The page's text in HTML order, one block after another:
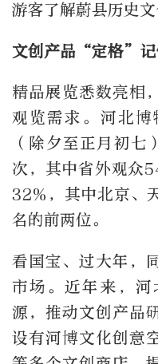
游客了解蔚县历史
文创产品“定格”
精品展览悉数亮相
观览需求。河北
（除夕至正月初
次，其中省外观众
32%，其中北京、
名的前两位。
看国宝、过大年，
市场。近年来，
源，推动文创产品
设有河博文化创意